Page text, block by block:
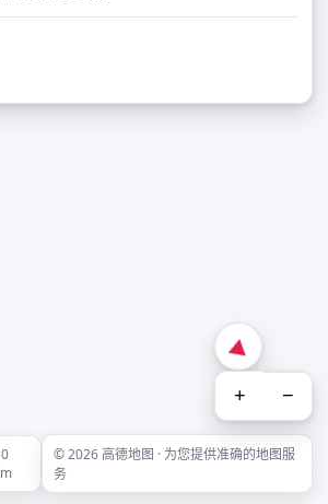
+ −
© 2026 高德地图 · 为您提供准确的地图服
务